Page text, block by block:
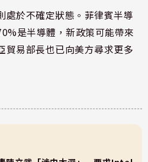
處於不確定狀態。菲律賓半導
是半導體，新政策可能帶來
貿易部長也已向美方尋求更多